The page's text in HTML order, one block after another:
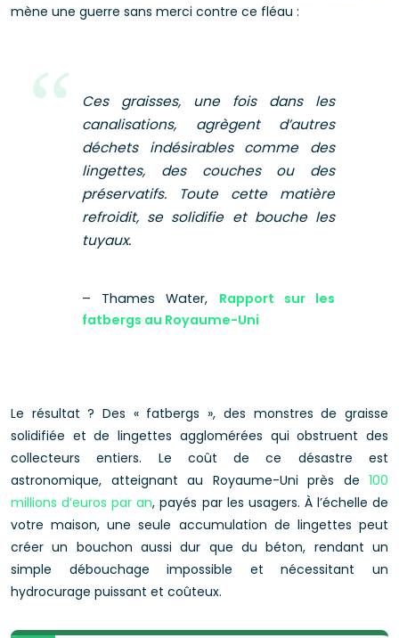
mène une guerre sans merci contre ce fléau :
Ces graisses, une fois dans les
canalisations, agrègent d’autres
déchets indésirables comme des
lingettes, des couches ou des
préservatifs. Toute cette matière
refroidit, se solidifie et bouche les
tuyaux.
– Thames Water, Rapport sur les
fatbergs au Royaume-Uni
Le résultat ? Des « fatbergs », des monstres de graisse
solidifiée et de lingettes agglomérées qui obstruent des
collecteurs entiers. Le coût de ce désastre est
astronomique, atteignant au Royaume-Uni près de 100
millions d’euros par an, payés par les usagers. À l’échelle de
votre maison, une seule accumulation de lingettes peut
créer un bouchon aussi dur que du béton, rendant un
simple débouchage impossible et nécessitant un
hydrocurage puissant et coûteux.